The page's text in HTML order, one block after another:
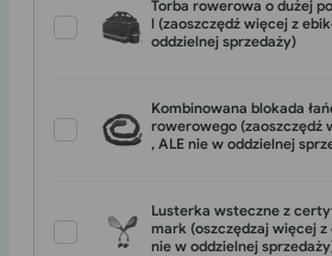
Torba rowerowa o dużej
l (zaoszczędź więcej z
oddzielnej sprzedaży)
Kombinowana blokada
rowerowego (zaoszczędź
, ALE nie w oddzielnej
Lusterka wsteczne z
mark (oszczędzaj więcej z
nie w oddzielnej